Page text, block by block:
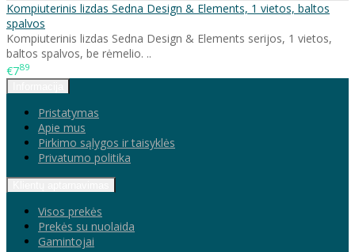
Kompiuterinis lizdas Sedna Design & Elements, 1 vietos, baltos
spalvos
Kompiuterinis lizdas Sedna Design & Elements serijos, 1 vietos,
baltos spalvos, be rėmelio. ..
€789
Pristatymas
Apie mus
Pirkimo sąlygos ir taisyklės
Privatumo politika
Visos prekės
Prekės su nuolaida
Gamintojai